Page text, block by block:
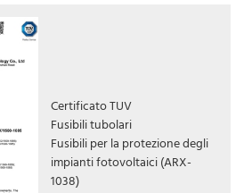
Certificato TUV
Fusibili tubolari
Fusibili per la protezione degli
impianti fotovoltaici (ARX-
1038)